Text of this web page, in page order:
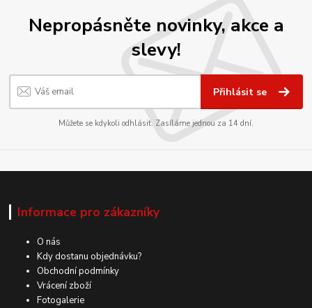
Nepropásněte novinky, akce a
slevy!
Přihlásit se
Můžete se kdykoli odhlásit. Zasíláme jednou za 14 dní.
Informace pro zákazníky
O nás
Kdy dostanu objednávku?
Obchodní podmínky
Vrácení zboží
Fotogalerie